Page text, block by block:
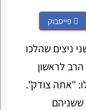
פייסבוק
ניצים שהלכו
לראשון
"אתה צודק".